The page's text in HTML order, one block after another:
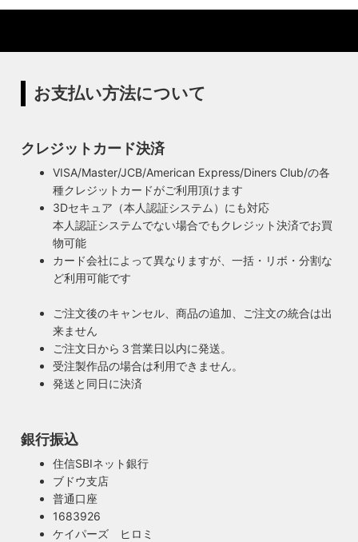
ハイロミドットコムでは、アンティーク照明のリメイクやオ
やヴィンテージの照明はカスタムしたりリメイクして販売し
ています。ハンドメイドによる小規模生産により、他にはな
◆もっと詳しく見る
暮らしを照らす名脇役・こだわりのヴィンテー
ジスタイル
の筒のようなインシュレーター（特殊なカーボンで出来た絶
縁体）が使われていることです。エジソンが電球を発明した
安心のPSE適合照明・電気用品安全法の遵守
ハイロミドットコムで販売する照明は１点残らずPSE検査に
合格した照明です。製造後や出荷前に検査を行うため、当店
お支払い方法について
クレジットカード決済
VISA/Master/JCB/American Express/Diners Club/の各
種クレジットカードがご利用頂けます
3Dセキュア（本人認証システム）にも対応
本人認証システムでない場合でもクレジット決済でお買
物可能
カード会社によって異なりますが、一括・リボ・分割な
ど利用可能です
ご注文後のキャンセル、商品の追加、ご注文の統合は出
来ません
ご注文日から３営業日以内に発送。
受注製作品の場合は利用できません。
発送と同日に決済
銀行振込
住信SBIネット銀行
ブドウ支店
普通口座
1683926
ケイパーズ ヒロミ